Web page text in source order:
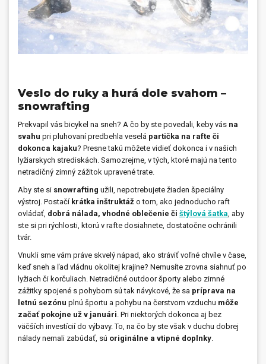
Veslo do ruky a hurá dole svahom –
snowrafting
Prekvapil vás bicykel na sneh? A čo by ste povedali, keby vás na
svahu pri pluhovaní predbehla veselá partička na rafte či
dokonca kajaku? Presne takú môžete vidieť dokonca i v našich
lyžiarskych strediskách. Samozrejme, v tých, ktoré majú na tento
netradičný zimný zážitok upravené trate.
Aby ste si snowrafting užili, nepotrebujete žiaden špeciálny
výstroj. Postačí krátka inštruktáž o tom, ako jednoducho raft
ovládať, dobrá nálada, vhodné oblečenie či štýlová šatka , aby
ste si pri rýchlosti, ktorú v rafte dosiahnete, dostatočne ochránili
tvár.
Vnukli sme vám práve skvelý nápad, ako stráviť voľné chvíle v čase,
keď sneh a ľad vládnu okolitej krajine? Nemusíte zrovna siahnuť po
lyžiach či korčuliach. Netradičné outdoor športy alebo zimné
zážitky spojené s pohybom sú tak návykové, že sa príprava na
letnú sezónu plnú športu a pohybu na čerstvom vzduchu môže
začať pokojne už v januári . Pri niektorých dokonca aj bez
väčších investícií do výbavy. To, na čo by ste však v duchu dobrej
nálady nemali zabúdať, sú originálne a vtipné doplnky